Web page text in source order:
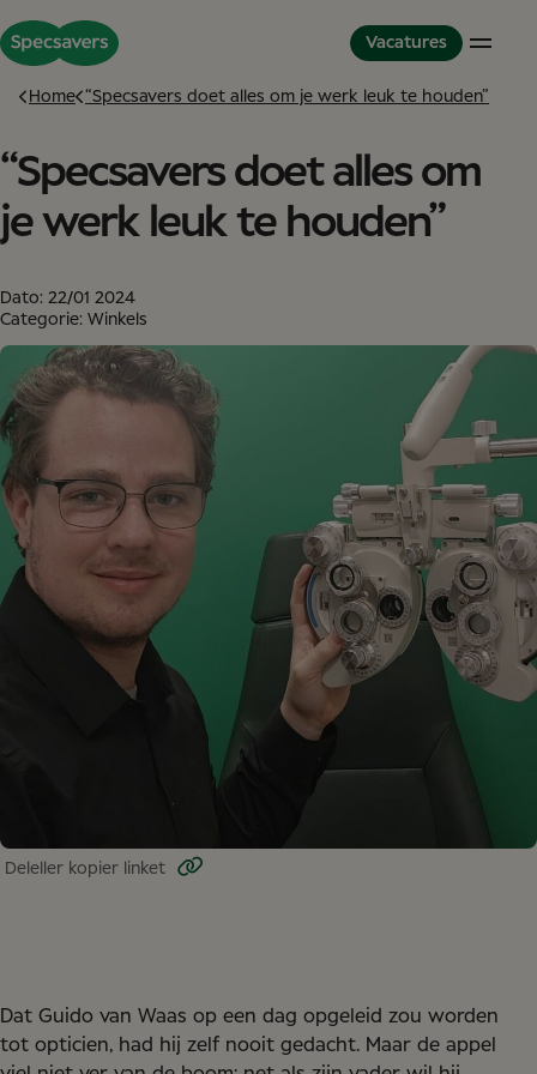
Vacatures
Winkels
Opticien
Optometrist
Partnerschap
Studenten
Studenten
Het Graduate Optiek Programma
Service Kantoor
Service Kantoor
De wereld van Specsavers
Cultuur en waarden
Onze collega’s
Great Place to Work
Partnerschapmodel
Partner in Development
Dit is Specsavers
Home “Specsavers doet alles om je werk leuk te houden”
“Specsavers doet alles om
je werk leuk te houden”
Dato: 22/01 2024
Categorie: Winkels
Del eller kopier linket
Dat Guido van Waas op een dag opgeleid zou worden
tot opticien, had hij zelf nooit gedacht. Maar de appel